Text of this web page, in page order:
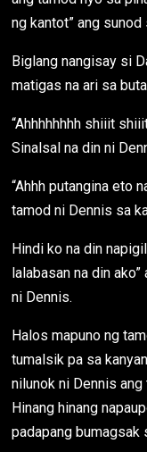
ng kantot” ang
Biglang nangisay si
matigas na ari sa
“Ahhhhhhhh shiiit
Sinalsal na din ni
“Ahhh putangina eto
tamod ni Dennis sa
Hindi ko na din
lalabasan na din
ni Dennis.
Halos mapuno ng
tumalsik pa sa
nilunok ni Dennis
Hinang hinang
padapang bumagsak